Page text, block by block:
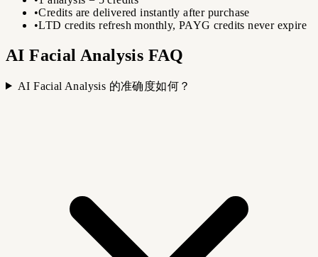
•Credits are delivered instantly after purchase
•LTD credits refresh monthly, PAYG credits never expire
AI Facial Analysis FAQ
AI Facial Analysis 的准确度如何？